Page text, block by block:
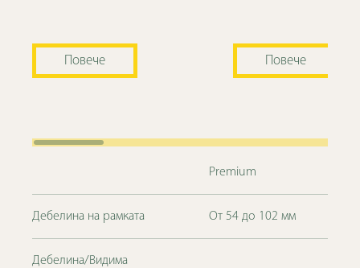
Повече Повече
Premium
Дебелина на рамката От 54 до 102 мм
Дебелина/Видима